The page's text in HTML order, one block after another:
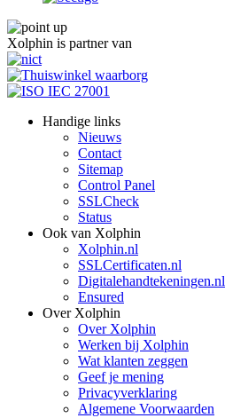
Xolphin is partner van
Handige links
Nieuws
Contact
Sitemap
Control Panel
SSLCheck
Status
Ook van Xolphin
Xolphin.nl
SSLCertificaten.nl
Digitalehandtekeningen.nl
Ensured
Over Xolphin
Over Xolphin
Werken bij Xolphin
Wat klanten zeggen
Geef je mening
Privacyverklaring
Algemene Voorwaarden